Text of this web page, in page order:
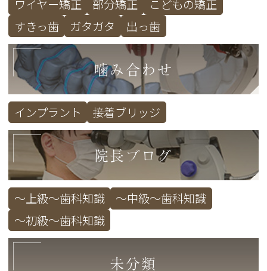
ワイヤー矯正
部分矯正
こどもの矯正
すきっ歯
ガタガタ 出っ歯
噛み合わせ
インプラント 接着ブリッジ
院長ブログ
～上級～歯科知識
～中級～歯科知識
～初級～歯科知識
未分類